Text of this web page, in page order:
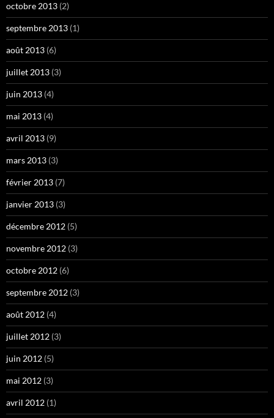
octobre 2013 (2)
septembre 2013 (1)
août 2013 (6)
juillet 2013 (3)
juin 2013 (4)
mai 2013 (4)
avril 2013 (9)
mars 2013 (3)
février 2013 (7)
janvier 2013 (3)
décembre 2012 (5)
novembre 2012 (3)
octobre 2012 (6)
septembre 2012 (3)
août 2012 (4)
juillet 2012 (3)
juin 2012 (5)
mai 2012 (3)
avril 2012 (1)